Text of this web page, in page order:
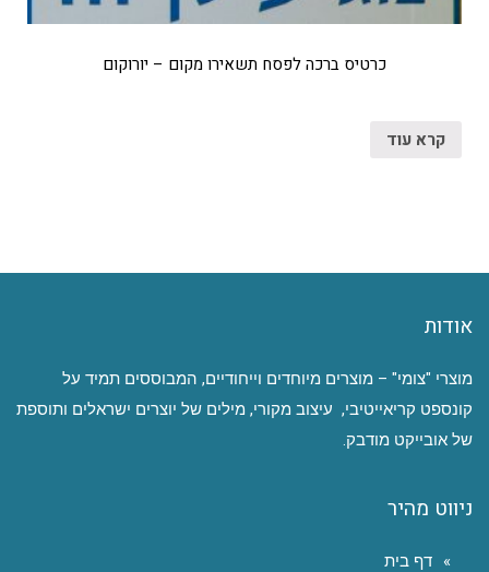
כרטיס ברכה לפסח תשאירו מקום – יורוקום
קרא עוד
אודות
מוצרי "צומי" – מוצרים מיוחדים וייחודיים, המבוססים תמיד על
קונספט קריאייטיבי, עיצוב מקורי, מילים של יוצרים ישראלים ותוספת
של אובייקט מודבק.
ניווט מהיר
דף בית